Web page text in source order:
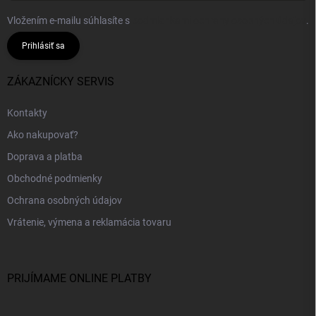
Vložením e-mailu súhlasíte s .
Prihlásiť sa
ZÁKAZNÍCKY SERVIS
Kontakty
Ako nakupovať?
Doprava a platba
Obchodné podmienky
Ochrana osobných údajov
Vrátenie, výmena a reklamácia tovaru
PRIJÍMAME ONLINE PLATBY